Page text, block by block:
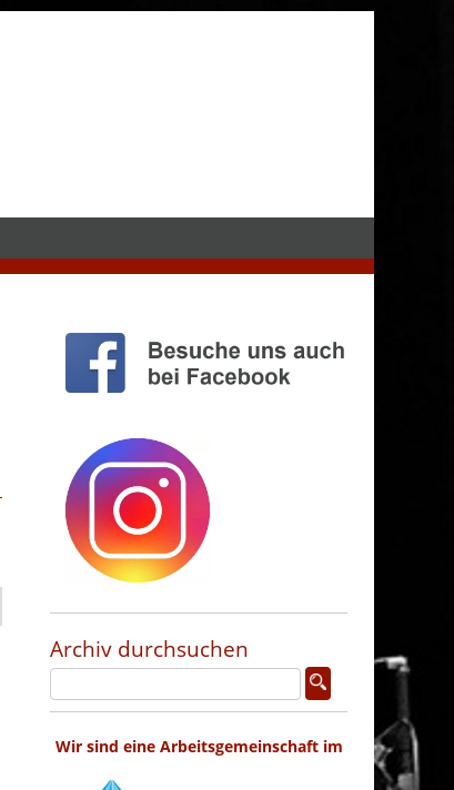
Archiv durchsuchen
Wir sind eine Arbeitsgemeinschaft im